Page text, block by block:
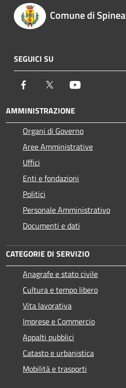
Comune di Spinea
SEGUICI SU
Facebook Twitter
AMMINISTRAZIONE
Organi di Governo
Aree Amministrative
Uffici
Enti e fondazioni
Politici
Personale Amministrativo
Documenti e dati
CATEGORIE DI SERVIZIO
Anagrafe e stato civile
Cultura e tempo libero
Vita lavorativa
Imprese e Commercio
Appalti pubblici
Catasto e urbanistica
Mobilità e trasporti